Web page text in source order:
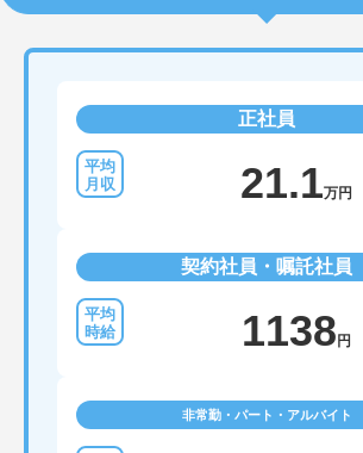
正社員
21.1万円
契約社員・嘱託社員
1138 円
非常勤・パート・アルバイト